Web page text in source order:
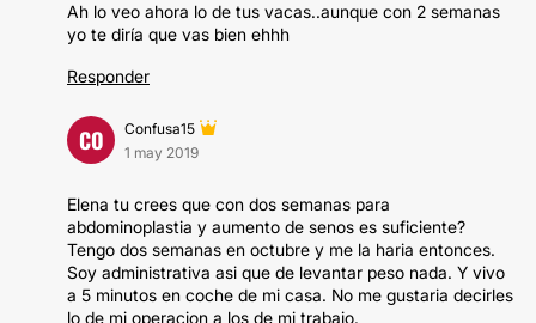
Ah lo veo ahora lo de tus vacas..aunque con 2 semanas
yo te diría que vas bien ehhh
Responder
CO
Confusa15
1 may 2019
Elena tu crees que con dos semanas para
abdominoplastia y aumento de senos es suficiente?
Tengo dos semanas en octubre y me la haria entonces.
Soy administrativa asi que de levantar peso nada. Y vivo
a 5 minutos en coche de mi casa. No me gustaria decirles
lo de mi operacion a los de mi trabajo.